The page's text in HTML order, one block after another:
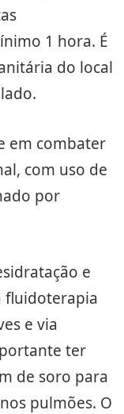
1 hora. É
do local
em combater
com uso de
por
e
fluidoterapia
e via
ter
de soro para
pulmões. O